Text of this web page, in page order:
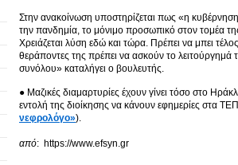
Στην ανακοίνωση υποστηρίζεται πως «η
την πανδημία, το μόνιμο προσωπικό στον τομέα
Χρειάζεται λύση εδώ και τώρα. Πρέπει να μπει
θεράποντες της πρέπει να ασκούν το
συνόλου» καταλήγει ο βουλευτής.
● Mαζικές διαμαρτυρίες έχουν γίνει τόσο στο
εντολή της διοίκησης να κάνουν εφημερίες στα
νεφρολόγο»).
από: https://www.efsyn.gr